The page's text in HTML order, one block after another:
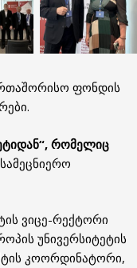
ფონდის
“, რომელიც
ვიცე-რექტორი
უნივერსიტეტის
კოორდინატორი,